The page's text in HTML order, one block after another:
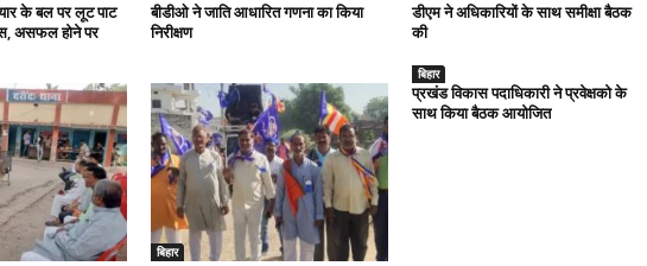
के बल पर लूट पाट
असफल होने पर
बीडीओ ने जाति आधारित गणना का किया
निरीक्षण
डीएम ने अधिकारियों के साथ समीक्षा बैठक
की
बिहार
बिहार
प्रखंड विकास पदाधिकारी ने प्रवेक्षको के
साथ किया बैठक आयोजित